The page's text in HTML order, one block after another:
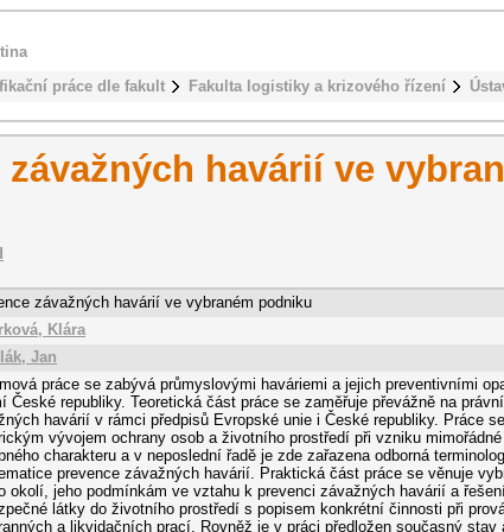
práce dle fakult Fakulta logistiky a krizového řízení
závažných havárií ve
závažných havárií ve vybraném podniku
Klára
Jan
práce se zabývá průmyslovými haváriemi a jejich preventivními
České republiky. Teoretická část práce se zaměřuje převážně na
havárií v rámci předpisů Evropské unie i České republiky. Práce
vývojem ochrany osob a životního prostředí při vzniku
charakteru a v neposlední řadě je zde zařazena odborná
prevence závažných havárií. Praktická část práce se věnuje
okolí, jeho podmínkám ve vztahu k prevenci závažných havárií a
látky do životního prostředí s popisem konkrétní činnosti při
a likvidačních prací. Rovněž je v práci předložen současný stav